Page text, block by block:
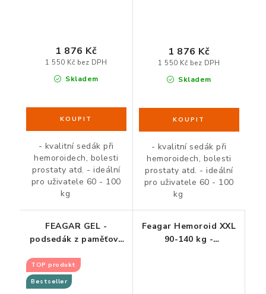
Skladem
1 550 Kč bez DPH
1 876 Kč
- kvalitní sedák při
hemoroidech, bolesti
prostaty atd. - ideální
pro uživatele 60 - 100
kg
Skladem
1 550 Kč bez DPH
1 876 Kč
- kvalitní sedák při
hemoroidech, bolesti
prostaty atd. - ideální
pro uživatele 60 - 100
kg
FEAGAR GEL -
podsedák z paměťové
TOP produkt
Bestseller
Feagar Hemoroid XXL
90-140 kg -